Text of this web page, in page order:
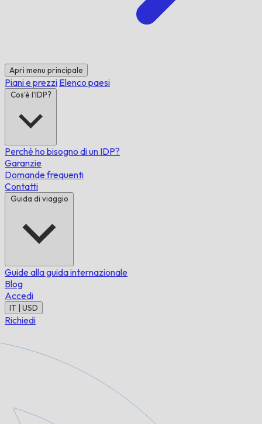
Apri menu principale
Piani e prezzi Elenco paesi
Cos'è l'IDP?
Perché ho bisogno di un IDP?
Garanzie
Domande frequenti
Contatti
Guida di viaggio
Guide alla guida internazionale
Blog
Accedi
IT | USD
Richiedi